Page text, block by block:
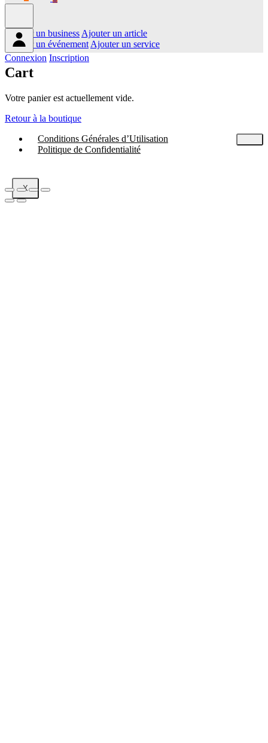
Ajouter un business Ajouter un article
Ajouter un événement Ajouter un service
Connexion Inscription
Cart
Votre panier est actuellement vide.
Retour à la boutique
Conditions Générales d’Utilisation
Politique de Confidentialité
X